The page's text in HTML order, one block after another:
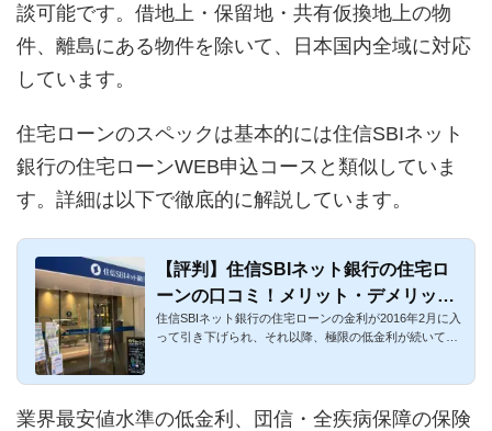
談可能です。借地上・保留地・共有仮換地上の物
件、離島にある物件を除いて、日本国内全域に対応
しています。
住宅ローンのスペックは基本的には住信SBIネット
銀行の住宅ローンWEB申込コースと類似していま
す。詳細は以下で徹底的に解説しています。
【評判】住信SBIネット銀行の住宅ロ
ーンの口コミ！メリット・デメリット
まとめ
住信SBIネット銀行の住宅ローンの金利が2016年2月に入
って引き下げられ、それ以降、極限の低金利が続いてい
業界最安値水準の低金利、団信・全疾病保障の保険